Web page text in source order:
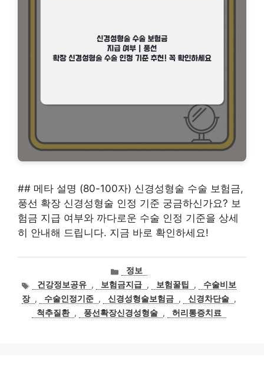
## 메타 설명 (80-100자) 신경성형술 수술 보험금,
풍선 확장 신경성형술 인정 기준 궁금하신가요? 보
험금 지급 여부와 까다로운 수술 인정 기준을 상세
히 안내해 드립니다. 지금 바로 확인하세요!
카
테
고
리
정보
태건강정보공유 , 보험금지급 , 보험꿀팁 ,
수술비보
장 , 수술인정기준 , 신경성형술보험금 , 신경차단술 ,
척추질환 , 풍선확장신경성형술 , 허리통증치료